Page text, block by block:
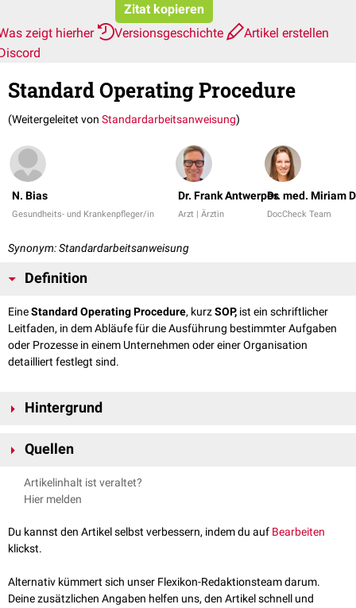
Zitat kopieren
zeigt hierher
Versionsgeschichte
Artikel erstellen
Standard Operating Procedure
(Weitergeleitet von Standardarbeitsanweisung)
N. Bias
Gesundheits- und Krankenpfleger/in
Dr. Frank Antwerpes
Arzt | Ärztin
Dr. med. Miriam
DocCheck Team
Synonym: Standardarbeitsanweisung
Definition
EineStandard Operating Procedure, kurzSOP, ist ein schriftlicher
Leitfaden, in dem Abläufe für die Ausführung bestimmter Aufgaben
oder Prozesse in einem Unternehmen oder einer Organisation
detailliert festlegt sind.
Hintergrund
medizinische Abläufe konsistent, effizient und gemäß den anerkannten
Beispiele für SOPs im medizinischen Bereich sind Verfahren zur
Desinfektionvon medizinischem Equipment, zur Handhabung von
Durchführung spezifischer diagnostischer Tests.
Quellen
Digital Life Sciences –
abgerufen am 11.01.2024
aufnahme,
abgerufen am 11.01.2023
Artikelinhalt ist veraltet?
Hier melden
Du kannst den Artikel selbst verbessern, indem du auf Bearbeiten
klickst.
Alternativ kümmert sich unser Flexikon-Redaktionsteam darum.
Deine zusätzlichen Angaben helfen uns, den Artikel schnell und